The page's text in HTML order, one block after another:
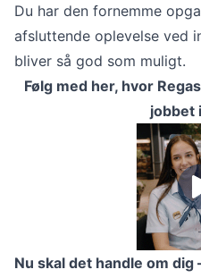
Du har den fornemme
afsluttende oplevelse ved
bliver så god som muligt.
Følg med her, hvor
jobbet
Nu skal det handle om dig